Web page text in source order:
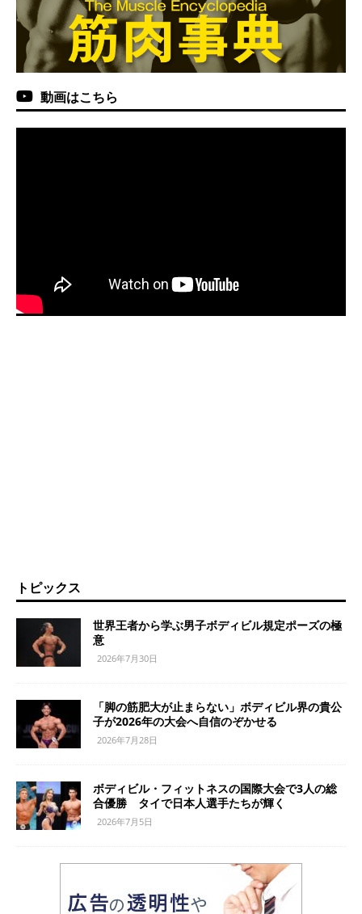
動画はこちら
トピックス
世界王者から学ぶ男子ボディビル規定ポーズの極
意
2026年7月30日
「脚の筋肥大が止まらない」ボディビル界の貴公
子が2026年の大会へ自信のぞかせる
2026年7月28日
ボディビル・フィットネスの国際大会で3人の総
合優勝 タイで日本人選手たちが輝く
2026年7月5日